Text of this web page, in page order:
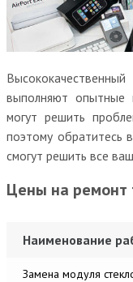
выполняют опытные
могут решить
поэтому обратитесь
смогут решить все
Цены на ремонт
Наименование
Замена модуля